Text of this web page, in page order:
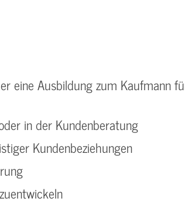
Ausbildung zum Kaufmann
in der Kundenberatung
Kundenbeziehungen